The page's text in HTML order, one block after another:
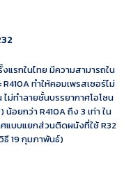
แรกในไทย มีความสามารถใน
ทำให้คอมเพรสเซอร์ไม่
ม่ทำลายชั้นบรรยากาศโอโซน
อยกว่า R410A ถึง 3 เท่า ใน
แบบแยกส่วนติดผนังที่ใช้ R32
19 กุมภาพันธ์)